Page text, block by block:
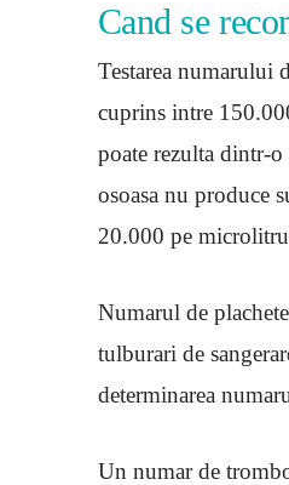
Cand se
Testarea numarului
cuprins intre
poate rezulta dintr-
osoasa nu produce
20.000 pe microlitru
Numarul de
tulburari de
determinarea
Un numar de